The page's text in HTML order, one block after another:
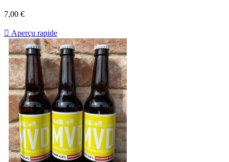
7,00 €
 Aperçu rapide